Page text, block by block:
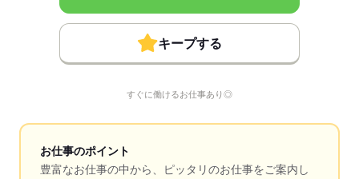
キープする
すぐに働けるお仕事あり◎
お仕事のポイント
豊富なお仕事の中から、ピッタリのお仕事をご案内し